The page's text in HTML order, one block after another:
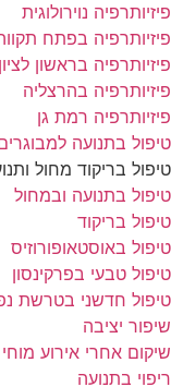
פיזיותרפיה נוירולוגית
פיזיותרפיה בפתח
פיזיותרפיה בראשון לציון
פיזיותרפיה בהרצליה
פיזיותרפיה רמת גן
טיפול בתנועה
טיפול בריקוד מחול
טיפול בתנועה ובמחול
טיפול בריקוד
טיפול באוסטאופורוזיס
טיפול טבעי בפרקינסון
טיפול חדשני בטרשת
שיפור יציבה
שיקום אחרי אירוע מוחי
ריפוי בתנועה